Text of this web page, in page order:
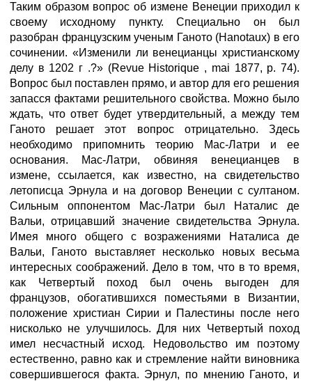
Таким образом вопрос об измене Венеции приходил к
своему исходному пункту. Специально он был
разобран французским ученым Ганото (Hanotaux) в его
сочинении. «Изменили ли венецианцы христианскому
делу в 1202 г .?» (Revue Historique , mai 1877, р. 74).
Вопрос был поставлен прямо, и автор для его решения
запасся фактами решительного свойства. Можно было
ждать, что ответ будет утвердительный, а между тем
Ганото решает этот вопрос отрицательно. Здесь
необходимо припомнить теорию Мас-Латри и ее
основания. Мас-Латри, обвиняя венецианцев в
измене, ссылается, как известно, на свидетельство
летописца Эрнула и на договор Венеции с султаном.
Сильным оппонентом Мас-Латри был Наталис де
Вальи, отрицавший значение свидетельства Эрнула.
Имея много общего с возражениями Наталиса де
Вальи, Ганото выставляет несколько новых весьма
интересных соображений. Дело в том, что в то время,
как Четвертый поход был очень выгоден для
французов, обогатившихся поместьями в Византии,
положение христиан Сирии и Палестины после него
нисколько не улучшилось. Для них Четвертый поход
имел несчастный исход. Недовольство им поэтому
естественно, равно как и стремление найти виновника
совершившегося факта. Эрнул, по мнению Ганото, и